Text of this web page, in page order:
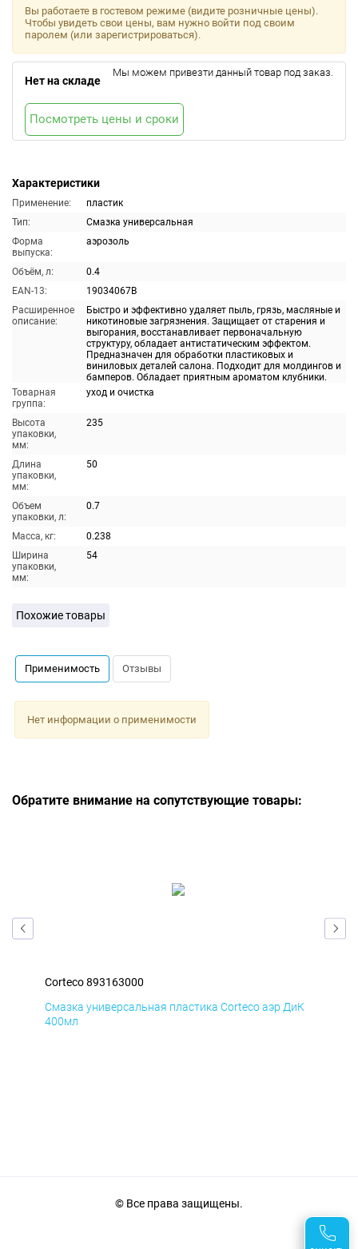
Характеристики
Применение:
пластик
Тип:
Смазка универсальная
Форма
выпуска:
аэрозоль
Объём, л:
0.4
EAN-13:
19034067B
Расширенное
описание:
Быстро и эффективно удаляет пыль, грязь, масляные и
никотиновые загрязнения. Защищает от старения и
выгорания, восстанавливает первоначальную
структуру, обладает антистатическим эффектом.
Предназначен для обработки пластиковых и
виниловых деталей салона. Подходит для молдингов и
бамперов. Обладает приятным ароматом клубники.
Товарная
группа:
уход и очистка
Высота
упаковки,
мм:
235
Длина
упаковки,
мм:
50
Объем
упаковки, л:
0.7
Масса, кг:
0.238
Ширина
упаковки,
мм:
54
Вы работаете в гостевом режиме (видите розничные цены).
Чтобы увидеть свои цены, вам нужно войти под своим
паролем (или зарегистрироваться).
Нет на складе
Мы можем привезти данный товар под заказ.
Посмотреть цены и сроки
Похожие товары
Применимость Отзывы
Нет информации о применимости
Обратите внимание на сопутствующие товары:
Corteco 893163000
Смазка универсальная пластика Corteco аэр ДиК
400мл
© Все права защищены.